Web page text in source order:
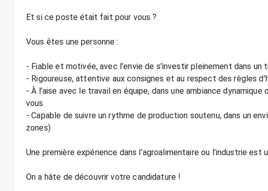
Et si ce poste était fait pour vous ?
Vous êtes une personne :
- Fiable et motivée, avec l’envie de s’investir pleinement dans
- Rigoureuse, attentive aux consignes et au respect des règles
- À l’aise avec le travail en équipe, dans une ambiance
vous
- Capable de suivre un rythme de production soutenu, dans un
zones)
Une première expérience dans l’agroalimentaire ou l’industrie est
On a hâte de découvrir votre candidature !